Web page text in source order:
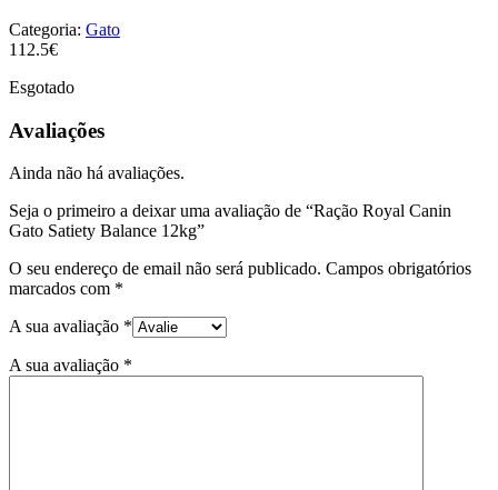
Categoria: Gato
112.5€
Esgotado
Avaliações
Ainda não há avaliações.
Seja o primeiro a deixar uma avaliação de “Ração Royal Canin
Gato Satiety Balance 12kg”
O seu endereço de email não será publicado. Campos obrigatórios
marcados com *
A sua avaliação *
A sua avaliação *